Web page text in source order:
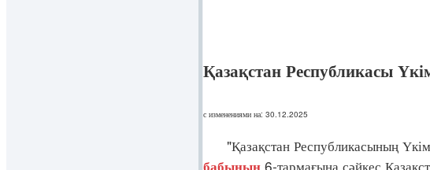
Қазақстан Республикасы
с изменениями на: 30.12.2025
"Қазақстан Республикасының
бабының 6-тармағына сәйкес